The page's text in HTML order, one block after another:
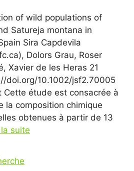
of wild populations of
Satureja montana in
Sira Capdevila
Dolors Grau, Roser
Xavier de les Heras 21
doi.org/10.1002/jsf2.70005
Cette étude est consacrée à
la composition chimique
obtenues à partir de 13
suite